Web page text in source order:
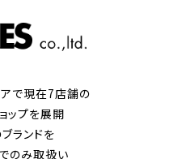
で現在7店舗の
ップを展開
ランドを
のみ取扱い